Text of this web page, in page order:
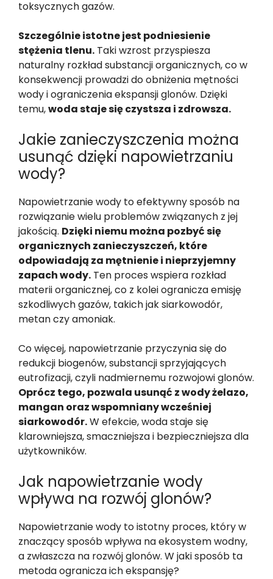
toksycznych gazów.
Szczególnie istotne jest podniesienie
stężenia tlenu. Taki wzrost przyspiesza
naturalny rozkład substancji organicznych, co w
konsekwencji prowadzi do obniżenia mętności
wody i ograniczenia ekspansji glonów. Dzięki
temu,woda staje się czystsza i zdrowsza.
Jakie zanieczyszczenia można
usunąć dzięki napowietrzaniu
wody?
Napowietrzanie wody to efektywny sposób na
rozwiązanie wielu problemów związanych z jej
jakością. Dzięki niemu można pozbyć się
organicznych zanieczyszczeń, które
odpowiadają za mętnienie i nieprzyjemny
zapach wody. Ten proces wspiera rozkład
materii organicznej, co z kolei ogranicza emisję
szkodliwych gazów, takich jak siarkowodór,
metan czy amoniak.
Co więcej, napowietrzanie przyczynia się do
redukcji biogenów, substancji sprzyjających
eutrofizacji, czyli nadmiernemu rozwojowi glonów.
Oprócz tego, pozwala usunąć z wody żelazo,
mangan oraz wspomniany wcześniej
siarkowodór.W efekcie, woda staje się
klarowniejsza, smaczniejsza i bezpieczniejsza dla
użytkowników.
Jak napowietrzanie wody
wpływa na rozwój glonów?
Napowietrzanie wody to istotny proces, który w
znaczący sposób wpływa na ekosystem wodny,
a zwłaszcza na rozwój glonów. W jaki sposób ta
metoda ogranicza ich ekspansję?